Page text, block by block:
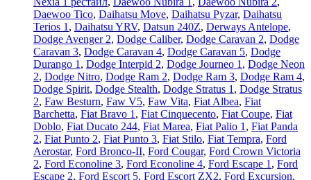
Daewoo Tico, Daihatsu Move, Daihatsu Pyzar, Daihatsu
Terios 1 , Daihatsu YRV, Datsun 240Z, Derways Antelope,
Dodge Avenger 2, Dodge Caliber, Dodge Caravan 2, Dodge
Caravan 3, Dodge Caravan 4, Dodge Caravan 5, Dodge
Durango 1 , Dodge Interpid 2, Dodge Journeo 1 , Dodge Neon
2, Dodge Nitro, Dodge Ram 2, Dodge Ram 3, Dodge Ram 4,
Dodge Spirit, Dodge Stealth, Dodge Stratus 1 , Dodge Stratus
2, Faw Besturn, Faw V5, Faw Vita, Fiat Albea, Fiat
Barchetta, Fiat Bravo 1 , Fiat Cinquecento, Fiat Coupe, Fiat
Doblo, Fiat Ducato 244, Fiat Marea, Fiat Palio 1 , Fiat Panda
2, Fiat Punto 2, Fiat Punto 3, Fiat Stilo, Fiat Tempra, Ford
Aerostar, Ford Bronco-II, Ford Cougar, Ford Crown Victoria
2, Ford Econoline 3, Ford Econoline 4, Ford Escape 1 , Ford
Escape 2, Ford Escort 5, Ford Escort ZX2, Ford Excursion,